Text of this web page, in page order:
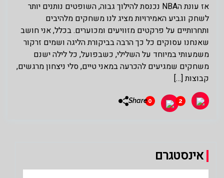
אז עונת הNBA נכנסת להילוך גבוה, השופטים נותנים יותר
לשחק וגביע האמירויות מציג לנו משחקים מלהיבים
ותחרותיים על פרקטים מזוויעים ומכוערים. בכלל, אני חושב
שאנחנו עסוקים כל כך הרבה בביקורת הליגה ושמים זרקור
משמעותי במיוחד על השלילי, כשבפועל, כל לילה ישנם
משחקים שמגיעים להכרעה במאני טיים, סלי ניצחון מרגשים,
קבוצות […]
2
0
Share
אינסטגרם